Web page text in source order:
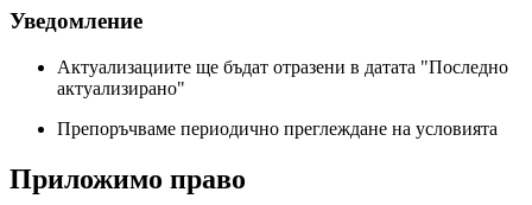
Уведомление
Актуализациите ще бъдат отразени в датата "Последно
актуализирано"
Препоръчваме периодично преглеждане на условията
Приложимо право